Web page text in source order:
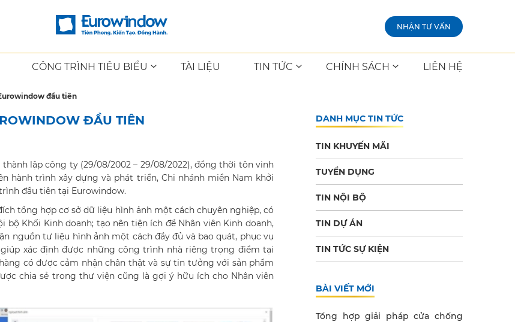
NHẬN TƯ VẤN
CÔNG TRÌNH TIÊU BIỂU TÀI LIỆU TIN TỨC CHÍNH SÁCH LIÊN HỆ
đầu tiên
ĐẦU TIÊN
lập công ty (29/08/2002 – 29/08/2022), đồng thời tôn vinh
hành trình xây dựng và phát triển, Chi nhánh miền Nam khởi
đầu tiên tại Eurowindow.
tổng hợp cơ sở dữ liệu hình ảnh một cách chuyên nghiệp, có
Khối Kinh doanh; tạo nên tiện ích để Nhân viên Kinh doanh,
nguồn tư liệu hình ảnh một cách đầy đủ và bao quát, phục vụ
xác định được những công trình nhà riêng trọng điểm tại
có được cảm nhận chân thật và sự tin tưởng với sản phẩm
chia sẻ trong thư viện cũng là gợi ý hữu ích cho Nhân viên
DANH MỤC TIN TỨC
TIN KHUYẾN MÃI
TUYỂN DỤNG
TIN NỘI BỘ
TIN DỰ ÁN
TIN TỨC SỰ KIỆN
BÀI VIẾT MỚI
Tổng hợp giải pháp cửa chống